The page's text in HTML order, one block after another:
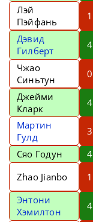
Лэй
Пэйфань
1
Дэвид
Гилберт
4
Чжао
Синьтун
0
Джейми
Кларк
4
Мартин
Гулд
3
Сяо Годун
4
Zhao Jianbo
1
Энтони
Хэмилтон
4